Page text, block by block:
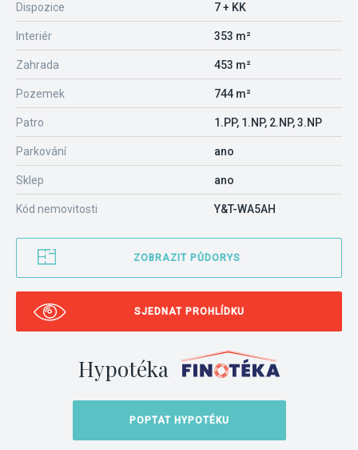
Dispozice 7 + KK
Interiér 353 m²
Zahrada 453 m²
Pozemek 744 m²
Patro 1.PP, 1.NP, 2.NP, 3.NP
Parkování ano
Sklep ano
Kód nemovitosti Y&T-WA5AH
ZOBRAZIT PŮDORYS
SJEDNAT PROHLÍDKU
Hypotéka
POPTAT HYPOTÉKU